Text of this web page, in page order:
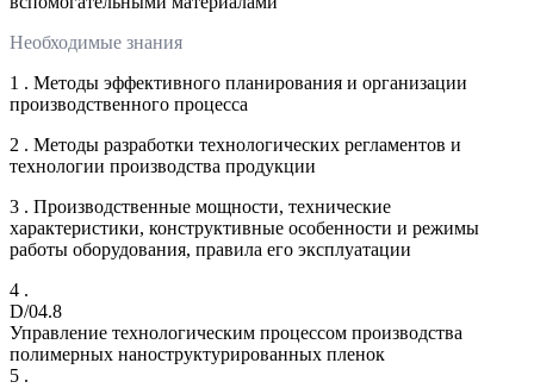
Необходимые знания
1 . Методы эффективного планирования и организации
производственного процесса
2 . Методы разработки технологических регламентов и
технологии производства продукции
3 . Производственные мощности, технические
характеристики, конструктивные особенности и режимы
работы оборудования, правила его эксплуатации
4 .
D/04.8
Управление технологическим процессом производства
полимерных наноструктурированных пленок
5 .